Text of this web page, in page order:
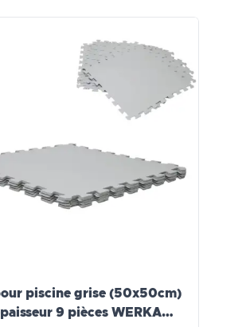
piscine grise (50x50cm)
9 pièces WERKA